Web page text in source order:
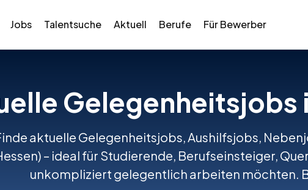
Jobs Talentsuche Aktuell Berufe Für Bewerber
Gelegenheitsjobs
aktuelle Gelegenheitsjobs, Aushilfsjobs,
– ideal für Studierende, Berufseinsteiger,
unkompliziert gelegentlich arbeiten möchten.